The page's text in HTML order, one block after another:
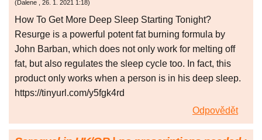
(Dalene , 26. 1. 2021 1:18)
How To Get More Deep Sleep Starting Tonight?
Resurge is a powerful potent fat burning formula by
John Barban, which does not only work for melting off
fat, but also regulates the sleep cycle too. In fact, this
product only works when a person is in his deep sleep.
https://tinyurl.com/y5fgk4rd
Odpovědět